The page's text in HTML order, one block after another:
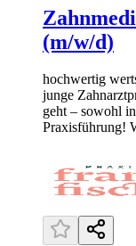
(m/w/d)
hochwertig
junge
geht – sowohl
Praxisführung!